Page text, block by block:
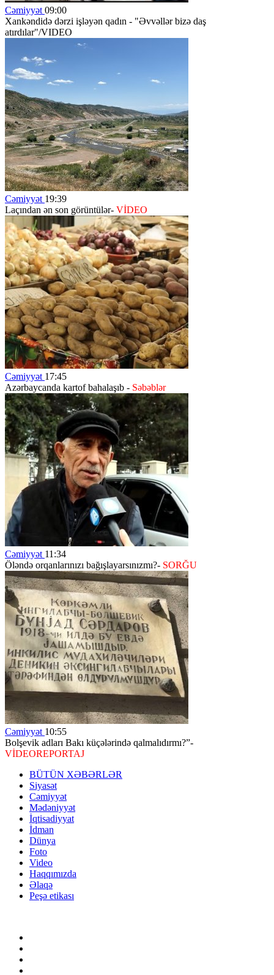
Cəmiyyət 09:00
Xankəndidə dərzi işləyən qadın - "Əvvəllər bizə daş
atırdılar"/VIDEO
Cəmiyyət 19:39
Laçından ən son görüntülər- VİDEO
Cəmiyyət 17:45
Azərbaycanda kartof bahalaşıb - Səbəblər
Cəmiyyət 11:34
Öləndə orqanlarınızı bağışlayarsınızmı?- SORĞU
Cəmiyyət 10:55
Bolşevik adları Bakı küçələrində qalmalıdırmı?”-
VİDEOREPORTAJ
BÜTÜN XƏBƏRLƏR
Siyasət
Cəmiyyət
Mədəniyyət
İqtisadiyyat
İdman
Dünya
Foto
Video
Haqqımızda
Əlaqə
Peşə etikası